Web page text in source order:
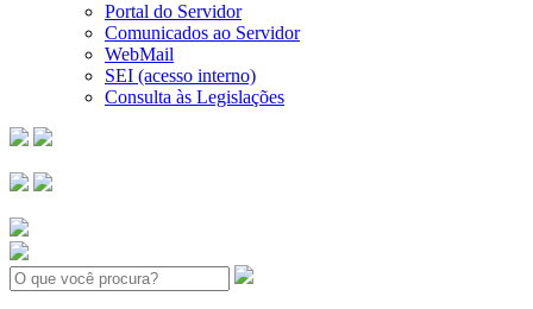
Portal do Servidor
Comunicados ao Servidor
WebMail
SEI (acesso interno)
Consulta às Legislações
Search: